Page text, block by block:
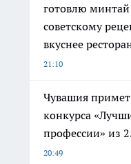
готовлю
советскому
вкуснее
21:10
Чувашия примет
конкурса
профессии» из
20:49